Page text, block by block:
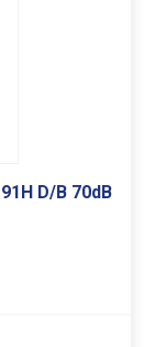
D/B 70dB